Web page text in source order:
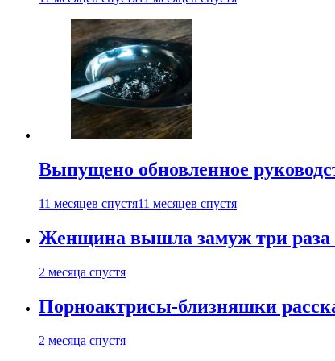
Выпущено обновленное
11 месяцев спустя11 месяцев спустя
Женщина вышла замуж три раза
2 месяца спустя
Порноактрисы-близняшки
2 месяца спустя